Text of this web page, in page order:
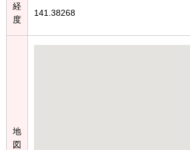
経
度
141.38268
地
図